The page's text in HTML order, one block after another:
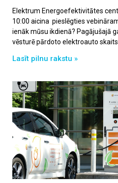
Elektrum Energoefektivitātes
10:00 aicina pieslēgties
ienāk mūsu ikdienā? Pagājušajā
vēsturē pārdoto elektroauto
Lasīt pilnu rakstu »